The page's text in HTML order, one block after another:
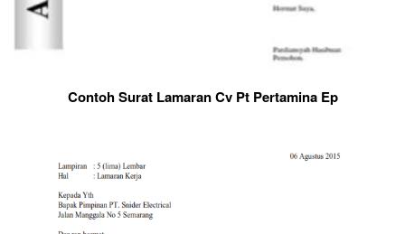
Contoh Surat Lamaran Cv Pt Pertamina Ep